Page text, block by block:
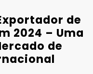
de
2024 – Uma
de